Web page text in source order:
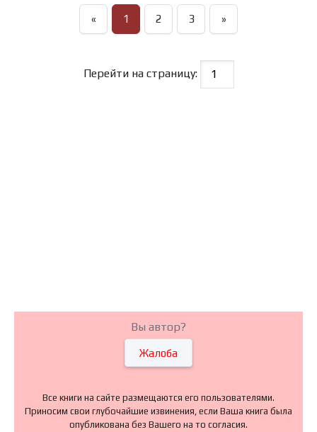
« 1 2 3 »
Перейти на страницу:
Вы автор?
Жалоба
Все книги на сайте размещаются его пользователями.
Приносим свои глубочайшие извинения, если Ваша книга была
опубликована без Вашего на то согласия.